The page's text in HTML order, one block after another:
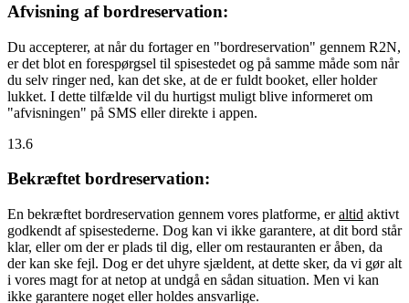
Afvisning af bordreservation:
Du accepterer, at når du fortager en "bordreservation" gennem R2N,
er det blot en forespørgsel til spisestedet og på samme måde som når
du selv ringer ned, kan det ske, at de er fuldt booket, eller holder
lukket. I dette tilfælde vil du hurtigst muligt blive informeret om
"afvisningen" på SMS eller direkte i appen.
13.6
Bekræftet bordreservation:
En bekræftet bordreservation gennem vores platforme, eraltid aktivt
godkendt af spisestederne. Dog kan vi ikke garantere, at dit bord står
klar, eller om der er plads til dig, eller om restauranten er åben, da
der kan ske fejl. Dog er det uhyre sjældent, at dette sker, da vi gør alt
i vores magt for at netop at undgå en sådan situation. Men vi kan
ikke garantere noget eller holdes ansvarlige.